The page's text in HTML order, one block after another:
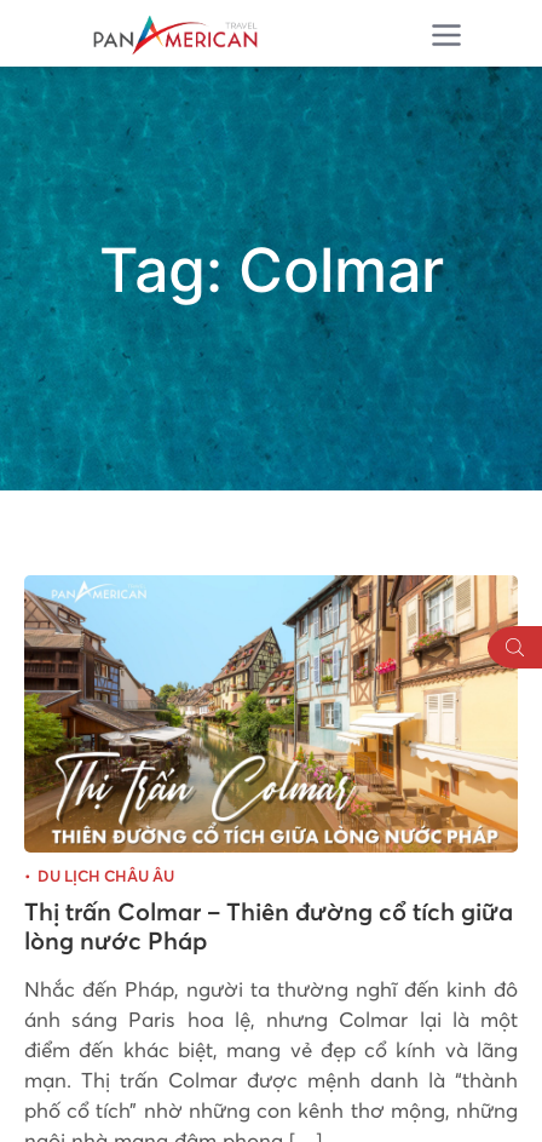
Tag:Colmar
DU LỊCH CHÂU ÂU
Thị trấn Colmar – Thiên đường cổ tích giữa
lòng nước Pháp
Nhắc đến Pháp, người ta thường nghĩ đến kinh đô
ánh sáng Paris hoa lệ, nhưng Colmar lại là một
điểm đến khác biệt, mang vẻ đẹp cổ kính và lãng
mạn. Thị trấn Colmar được mệnh danh là “thành
phố cổ tích” nhờ những con kênh thơ mộng, những